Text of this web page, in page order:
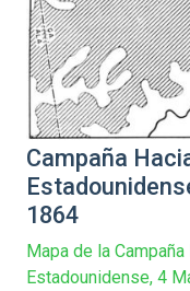
Campaña
1864
Mapa de la
Estadounidense, 4